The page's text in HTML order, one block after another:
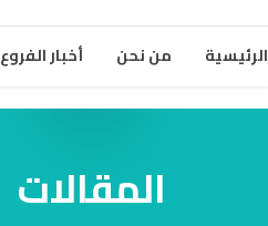
الرئيسية من نحن أخبار الفروع
المقالات